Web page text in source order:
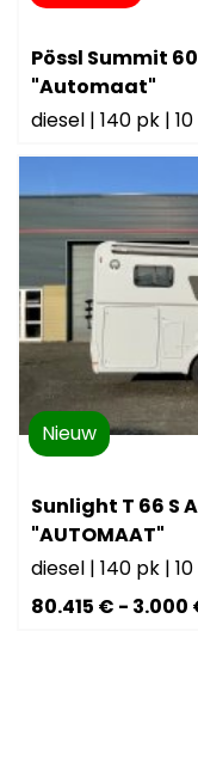
Pössl Summit
"Automaat"
diesel | 140 pk |
Nieuw
Sunlight T 66 S
"AUTOMAAT"
diesel | 140 pk |
80.415 € -